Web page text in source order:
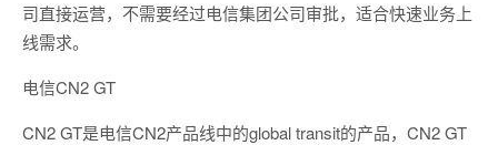
司直接运营，不需要经过电信集团公司审批，适合快速业务上
线需求。
电信CN2 GT
CN2 GT是电信CN2产品线中的global transit的产品，CN2 GT